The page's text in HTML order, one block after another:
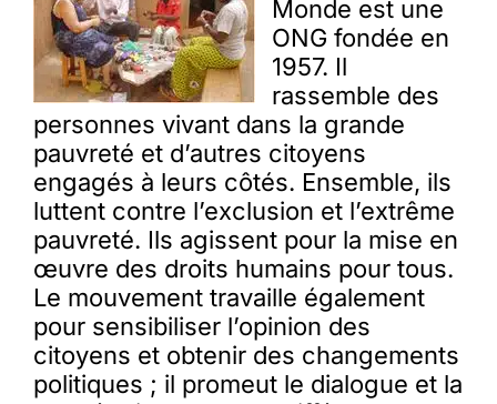
Monde est une
ONG fondée en
1957. Il
rassemble des
personnes vivant dans la grande
pauvreté et d’autres citoyens
engagés à leurs côtés. Ensemble, ils
luttent contre l’exclusion et l’extrême
pauvreté. Ils agissent pour la mise en
œuvre des droits humains pour tous.
Le mouvement travaille également
pour sensibiliser l’opinion des
citoyens et obtenir des changements
politiques ; il promeut le dialogue et la